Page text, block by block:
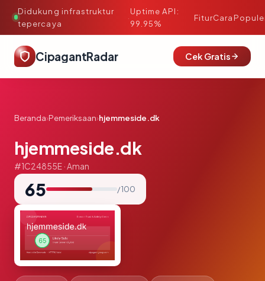
Didukung infrastruktur
tepercaya
·
Uptime API:
99.95%
FiturCara
CipagantRadar Cek Gratis
Beranda›Pemeriksaan›hjemmeside.dk
hjemmeside.dk
#1C24855E · Aman
65 / 100